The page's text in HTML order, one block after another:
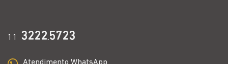
11 3222.5723